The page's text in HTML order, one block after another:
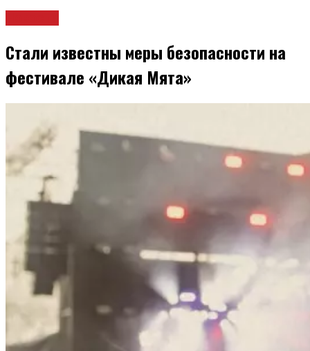
Стали известны меры безопасности на
фестивале «Дикая Мята»